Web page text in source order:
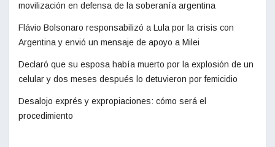
movilización en defensa de la soberanía argentina
Flávio Bolsonaro responsabilizó a Lula por la crisis con
Argentina y envió un mensaje de apoyo a Milei
Declaró que su esposa había muerto por la explosión de un
celular y dos meses después lo detuvieron por femicidio
Desalojo exprés y expropiaciones: cómo será el
procedimiento